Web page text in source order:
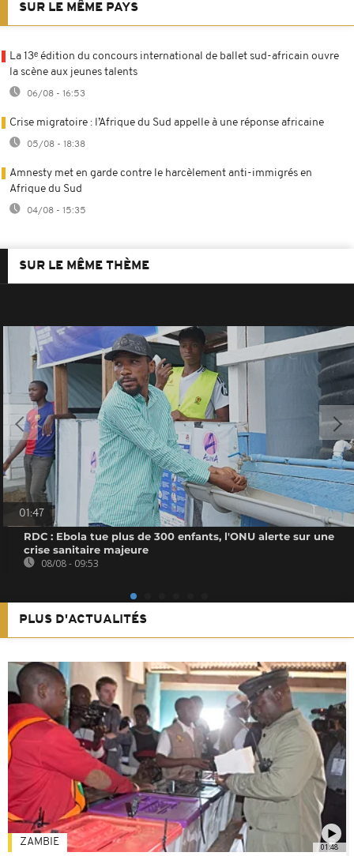
SUR LE MÊME PAYS
La 13ᵉ édition du concours international de ballet sud-africain ouvre
la scène aux jeunes talents
06/08 - 16:53
Crise migratoire : l’Afrique du Sud appelle à une réponse africaine
05/08 - 18:38
Amnesty met en garde contre le harcèlement anti-immigrés en
Afrique du Sud
04/08 - 15:35
SUR LE MÊME THÈME
01:47
RDC : Ebola tue plus de 300 enfants, l'ONU alerte sur une
crise sanitaire majeure
08/08 - 09:53
PLUS D'ACTUALITÉS
01:48
ZAMBIE